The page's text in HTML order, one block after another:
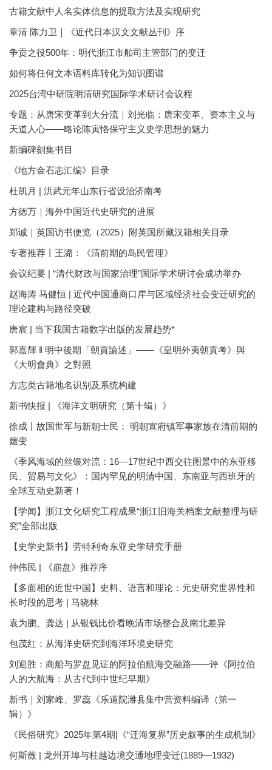
古籍文献中人名实体信息的提取方法及实现研究
章清 陈力卫｜《近代日本汉文文献丛刊》序
争贡之役500年：明代浙江市舶司主管部门的变迁
如何将任何文本语料库转化为知识图谱
2025台湾中研院明清研究国际学术研讨会议程
专题：从唐宋变革到大分流｜刘光临：唐宋变革、资本主义与
天道人心——略论陈寅恪保守主义史学思想的魅力
新编碑刻集书目
《地方金石志汇编》目录
杜凯月 | 洪武元年山东行省设治济南考
方徳万｜海外中国近代史研究的进展
郑诚｜英国访书便览（2025）附英国所藏汉籍相关目录
专著推荐丨王潞：《清前期的岛民管理》
会议纪要 | “清代财政与国家治理”国际学术研讨会成功举办
赵海涛 马健恒 | 近代中国通商口岸与区域经济社会变迁研究的
理论建构与路径突破
唐宸 | 当下我国古籍数字出版的发展趋势*
郭嘉輝 ‖ 明中後期「朝貢論述」——《皇明外夷朝貢考》與
《大明會典》之對照
方志类古籍地名识别及系统构建
新书快报 | 《海洋文明研究（第十辑）》
徐成丨故国世军与新朝士民： 明朝宣府镇军事家族在清前期的
嬗变
《季风海域的丝银对流：16—17世纪中西交往图景中的东亚移
民、贸易与文化》：国内罕见的明清中国、东南亚与西班牙的
全球互动史新著！
【学闻】浙江文化研究工程成果“浙江旧海关档案文献整理与研
究”全部出版
【史学史新书】劳特利奇东亚史学研究手册
仲伟民 | 《崩盘》推荐序
【多面相的近世中国】史料、语言和理论：元史研究世界性和
长时段的思考 | 马晓林
袁为鹏、龚达 | 从银钱比价看晚清市场整合及南北差异
包茂红：从海洋史研究到海洋环境史研究
刘迎胜：商船与罗盘见证的阿拉伯航海交融路——评《阿拉伯
人的大航海：从古代到中世纪早期》
新书｜刘家峰、罗蕊《乐道院潍县集中营资料编译（第一
辑）》
《民俗研究》2025年第4期|《“迁海复界”历史叙事的生成机制》
何斯薇 | 龙州开埠与桂越边境交通地理变迁(1889—1932)